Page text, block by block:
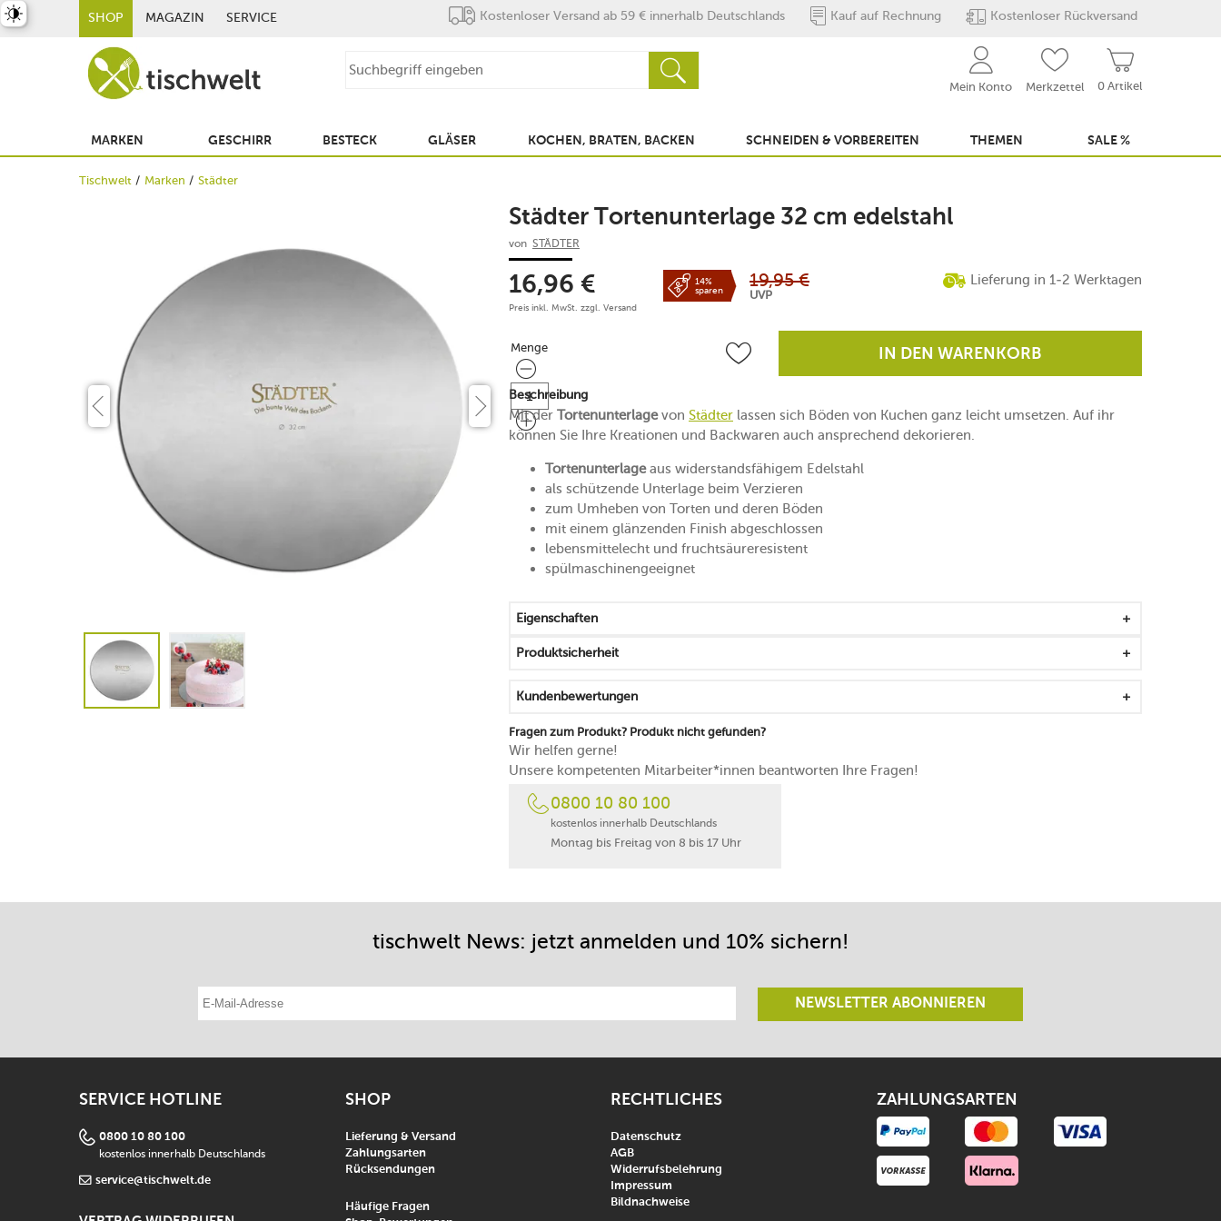
SHOP MAGAZIN SERVICE Kostenloser Versand ab 59 € innerhalb Deutschlands Kauf auf Rechnung Kostenloser Rückversand
0 Artikel
Mein Konto Merkzettel
MARKEN GESCHIRR BESTECK GLÄSER KOCHEN, BRATEN, BACKEN SCHNEIDEN & VORBEREITEN THEMEN SALE %
Tischwelt Marken Städter
Städter Tortenunterlage 32 cm edelstahl
von STÄDTER
16,96 €
Preis inkl. MwSt. zzgl. Versand
14%
sparen
19,95 €
UVP
Lieferung in 1-2 Werktagen
Menge
Menge IN DEN WARENKORB
Beschreibung
Mit der Tortenunterlagevon Städter lassen sich Böden von Kuchen ganz leicht umsetzen. Auf ihr
können Sie Ihre Kreationen und Backwaren auch ansprechend dekorieren.
Tortenunterlageaus widerstandsfähigem Edelstahl
als schützende Unterlage beim Verzieren
zum Umheben von Torten und deren Böden
mit einem glänzenden Finish abgeschlossen
lebensmittelecht und fruchtsäureresistent
spülmaschinengeeignet
Eigenschaften
Produktsicherheit
Kundenbewertungen
Fragen zum Produkt? Produkt nicht gefunden?
Wir helfen gerne!
Unsere kompetenten Mitarbeiter*innen beantworten Ihre Fragen!
0800 10 80 100
kostenlos innerhalb Deutschlands
Montag bis Freitag von 8 bis 17 Uhr
tischwelt News: jetzt anmelden und 10% sichern!
E-Mail-Adresse eintragen
NEWSLETTER ABONNIEREN
SERVICE HOTLINE
0800 10 80 100
kostenlos innerhalb Deutschlands
service@tischwelt.de
SHOP
Lieferung & Versand
Zahlungsarten
Rücksendungen
Häufige Fragen
RECHTLICHES
Datenschutz
AGB
Widerrufsbelehrung
Impressum
Bildnachweise
ZAHLUNGSARTEN
umschalten